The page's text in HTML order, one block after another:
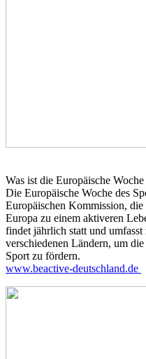
Was ist die Europäische Woche
Die Europäische Woche des
Europäischen Kommission,
Europa zu einem aktiveren
findet jährlich statt und
verschiedenen Ländern, um
Sport zu fördern.
www.beactive-deutschland.de